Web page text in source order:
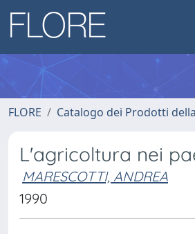
FLORE Catalogo dei Prodotti
L'agricoltura nei
MARESCOTTI, ANDREA
1990